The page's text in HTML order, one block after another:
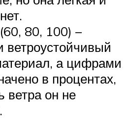
80, 100) –
а цифрами
в процентах,
ветра он не